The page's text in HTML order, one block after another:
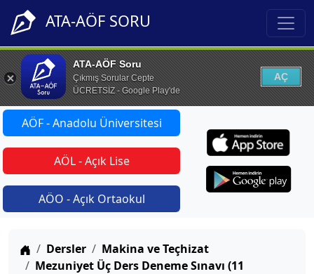
ATA-AÖF SORU
ATA-AÖF Soru
Çıkmış Sorular Cepte
ÜCRETSİZ - Google Play'de
AÇ
AÖF - Anadolu Üniversitesi
AÖL - Açık Lise
AÖO - Açık Ortaokul
Anasayfa
Dersler
Makina ve Teçhizat
Mezuniyet Üç Ders Deneme Sınavı (11